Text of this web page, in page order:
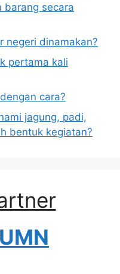
barang secara
negeri dinamakan?
pertama kali
cara?
jagung, padi,
bentuk kegiatan?